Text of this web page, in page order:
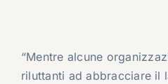
“Mentre alcune
riluttanti ad abbracciare il